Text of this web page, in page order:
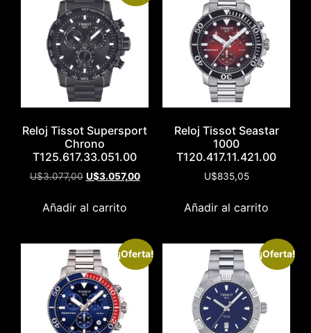
Reloj Tissot Supersport
Chrono
T125.617.33.051.00
U$3.077,00 U$3.057,00
Añadir al carrito
Reloj Tissot Seastar
1000
T120.417.11.421.00
U$835,05
Añadir al carrito
¡Oferta! ¡Oferta!